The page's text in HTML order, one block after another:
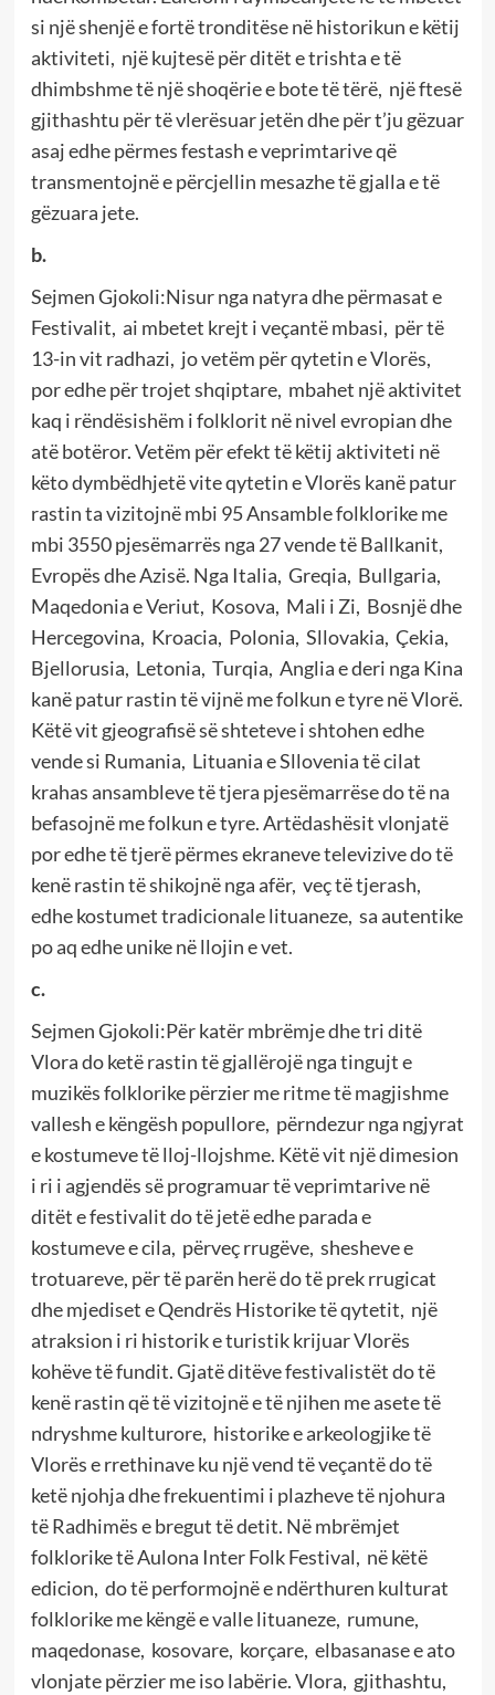
si një shenjë e fortë tronditëse në historikun e këtij
aktiviteti, një kujtesë për ditët e trishta e të
dhimbshme të një shoqërie e bote të tërë, një ftesë
gjithashtu për të vlerësuar jetën dhe për t’ju gëzuar
asaj edhe përmes festash e veprimtarive që
transmentojnë e përcjellin mesazhe të gjalla e të
gëzuara jete.
b.
Sejmen Gjokoli:Nisur nga natyra dhe përmasat e
Festivalit, ai mbetet krejt i veçantë mbasi, për të
13-in vit radhazi, jo vetëm për qytetin e Vlorës,
por edhe për trojet shqiptare, mbahet një aktivitet
kaq i rëndësishëm i folklorit në nivel evropian dhe
atë botëror. Vetëm për efekt të këtij aktiviteti në
këto dymbëdhjetë vite qytetin e Vlorës kanë patur
rastin ta vizitojnë mbi 95 Ansamble folklorike me
mbi 3550 pjesëmarrës nga 27 vende të Ballkanit,
Evropës dhe Azisë. Nga Italia, Greqia, Bullgaria,
Maqedonia e Veriut, Kosova, Mali i Zi, Bosnjë dhe
Hercegovina, Kroacia, Polonia, Sllovakia, Çekia,
Bjellorusia, Letonia, Turqia, Anglia e deri nga Kina
kanë patur rastin të vijnë me folkun e tyre në Vlorë.
Këtë vit gjeografisë së shteteve i shtohen edhe
vende si Rumania, Lituania e Sllovenia të cilat
krahas ansambleve të tjera pjesëmarrëse do të na
befasojnë me folkun e tyre. Artëdashësit vlonjatë
por edhe të tjerë përmes ekraneve televizive do të
kenë rastin të shikojnë nga afër, veç të tjerash,
edhe kostumet tradicionale lituaneze, sa autentike
po aq edhe unike në llojin e vet.
c.
Sejmen Gjokoli:Për katër mbrëmje dhe tri ditë
Vlora do ketë rastin të gjallërojë nga tingujt e
muzikës folklorike përzier me ritme të magjishme
vallesh e këngësh popullore, përndezur nga ngjyrat
e kostumeve të lloj-llojshme. Këtë vit një dimesion
i ri i agjendës së programuar të veprimtarive në
ditët e festivalit do të jetë edhe parada e
kostumeve e cila, përveç rrugëve, shesheve e
trotuareve, për të parën herë do të prek rrugicat
dhe mjediset e Qendrës Historike të qytetit, një
atraksion i ri historik e turistik krijuar Vlorës
kohëve të fundit. Gjatë ditëve festivalistët do të
kenë rastin që të vizitojnë e të njihen me asete të
ndryshme kulturore, historike e arkeologjike të
Vlorës e rrethinave ku një vend të veçantë do të
ketë njohja dhe frekuentimi i plazheve të njohura
të Radhimës e bregut të detit. Në mbrëmjet
folklorike të Aulona Inter Folk Festival, në këtë
edicion, do të performojnë e ndërthuren kulturat
folklorike me këngë e valle lituaneze, rumune,
maqedonase, kosovare, korçare, elbasanase e ato
vlonjate përzier me iso labërie. Vlora, gjithashtu,